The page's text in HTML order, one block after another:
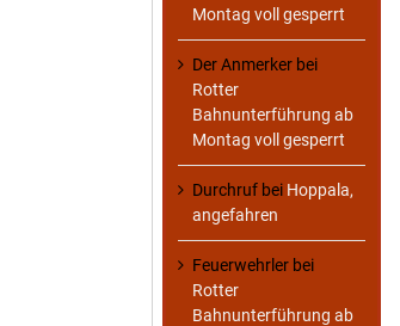
Montag voll gesperrt
Der Anmerker bei
Rotter
Bahnunterführung ab
Montag voll gesperrt
Durchruf bei Hoppala,
angefahren
Feuerwehrler bei
Rotter
Bahnunterführung ab